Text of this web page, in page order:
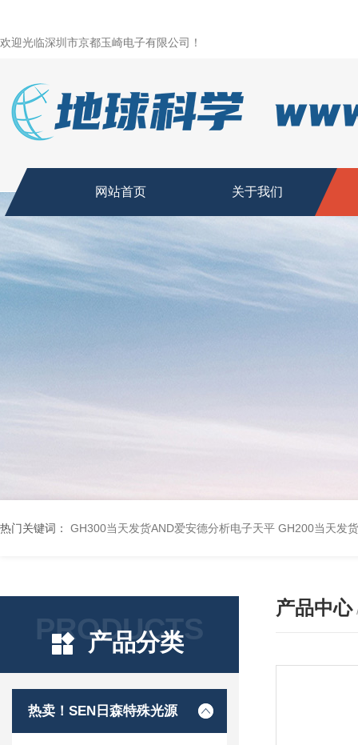
欢迎光临深圳市京都玉崎电子有限公司！
网站首页 关于我们
热门关键词： GH300当天发货AND爱安德分析电子天平 GH200当天发
PRODUCTS
产品分类
热卖！SEN日森特殊光源
产品中心